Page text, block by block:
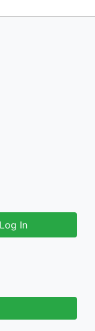
In